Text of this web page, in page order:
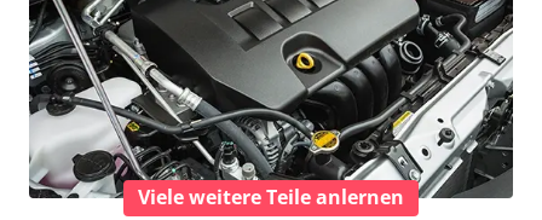
Viele weitere Teile anlernen